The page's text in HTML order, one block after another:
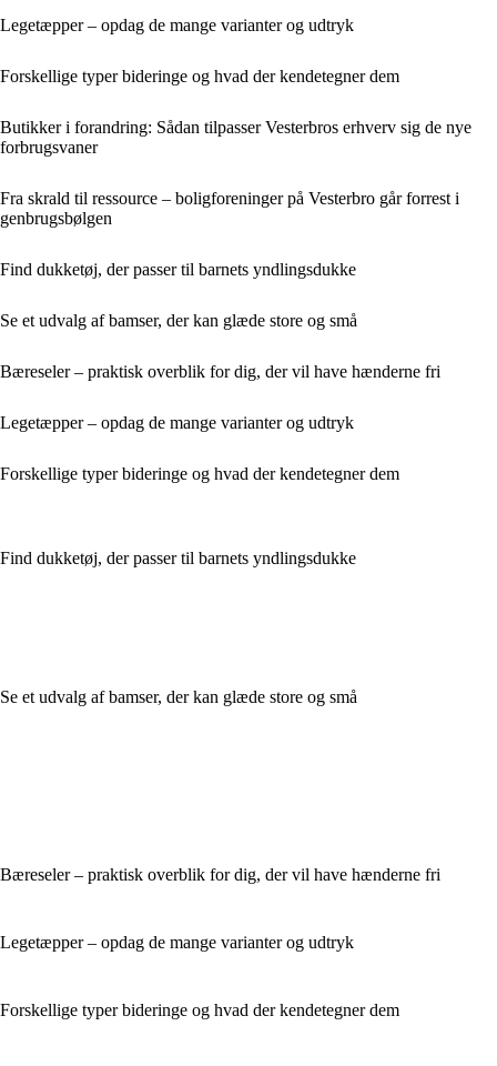
Legetæpper – opdag de mange varianter og udtryk
Forskellige typer bideringe og hvad der kendetegner dem
Butikker i forandring: Sådan tilpasser Vesterbros erhverv sig de nye
forbrugsvaner
Fra skrald til ressource – boligforeninger på Vesterbro går forrest i
genbrugsbølgen
Find dukketøj, der passer til barnets yndlingsdukke
Se et udvalg af bamser, der kan glæde store og små
Bæreseler – praktisk overblik for dig, der vil have hænderne fri
Legetæpper – opdag de mange varianter og udtryk
Forskellige typer bideringe og hvad der kendetegner dem
Find dukketøj, der passer til barnets yndlingsdukke
Se et udvalg af bamser, der kan glæde store og små
Bæreseler – praktisk overblik for dig, der vil have hænderne fri
Legetæpper – opdag de mange varianter og udtryk
Forskellige typer bideringe og hvad der kendetegner dem